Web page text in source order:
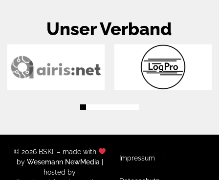
Unser Verband
© 2026 BSKI. – made with
by Wesemann NewMedia
hosted by
Impressum